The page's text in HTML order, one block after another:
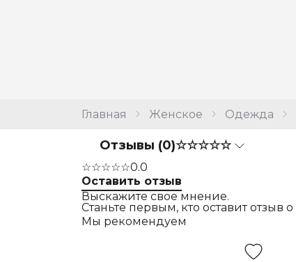
Главная Женское Одежда
Отзывы (0)☆☆☆☆☆
☆☆☆☆☆0.0
Оставить отзыв
Выскажите свое мнение.
Станьте первым, кто оставит отзыв о
Мы рекомендуем